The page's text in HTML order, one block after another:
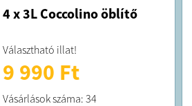
4 x 3L Coccolino öblítő
Választható illat!
9 990 Ft
Vásárlások száma: 34